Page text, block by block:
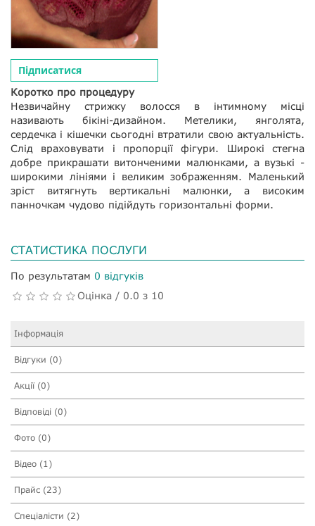
Підписатися
Коротко про процедуру
Незвичайну стрижку волосся в інтимному місці
називають бікіні-дизайном. Метелики, янголята,
сердечка і кішечки сьогодні втратили свою актуальність.
Слід враховувати і пропорції фігури. Широкі стегна
добре прикрашати витонченими малюнками, а вузькі -
широкими лініями і великим зображенням. Маленький
зріст витягнуть вертикальні малюнки, а високим
панночкам чудово підійдуть горизонтальні форми.
СТАТИСТИКА ПОСЛУГИ
По результатам 0 відгуків
Оцінка / 0.0 з 10
Інформація
Відгуки (0)
Акції (0)
Відповіді (0)
Фото (0)
Відео (1)
Прайс (23)
Спеціалісти (2)